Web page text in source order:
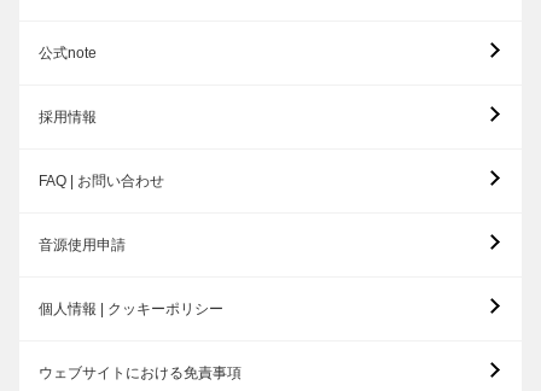
公式note
採用情報
FAQ | お問い合わせ
音源使用申請
個人情報 | クッキーポリシー
ウェブサイトにおける免責事項